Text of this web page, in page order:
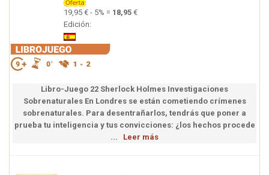
19,95 € - 5% = 18,95 €
Edición:
Libro-Juego 22 Sherlock Holmes Investigaciones
Sobrenaturales En Londres se están cometiendo crímenes
sobrenaturales. Para desentrañarlos, tendrás que poner a
prueba tu inteligencia y tus convicciones: ¿los hechos procede
... Leer más